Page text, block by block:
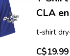
CLA
t-shirt
C$19.99